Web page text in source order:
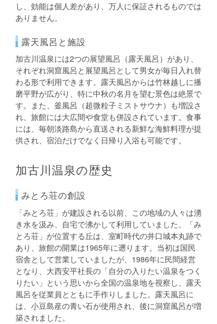
し、効能は個人差があり、万人に保証されるものでは
ありません。
露天風呂と施設
加古川温泉には2つの展望風呂（露天風呂）があり、
それぞれ洞窟風呂と展望風呂として男女が毎日入れ替
わる形で利用できます。露天風呂からは竹林越しに播
磨平野が広がり、特に中秋の名月を望む景色は絶景で
す。また、釜風呂（超微粒子ミストサウナ）も増設さ
れ、旅館には大広間や食堂も併設されています。食事
には、毎朝淡路島から直送される新鮮な海鮮料理が提
供され、宿泊だけでなく日帰り入浴も可能です。
加古川温泉の歴史
みとろ荘の創設
「みとろ荘」が建設される以前、この地域の人々は湧
き水を汲み、自宅で沸かして利用していました。「み
とろ荘」が位置する丘は、室町時代の井口城本丸跡で
あり、旅館の開業は1965年に遡ります。当初は国民
宿舎として営業していましたが、1986年に民間経営
となり、大西安平社長の「自分の入りたい温泉をつく
りたい」という思いから全国の温泉地を視察し、露天
風呂を従業員とともに手作りしました。露天風呂に
は、小豆島産の青い石が使用され、後に洞窟風呂が増
築されました。